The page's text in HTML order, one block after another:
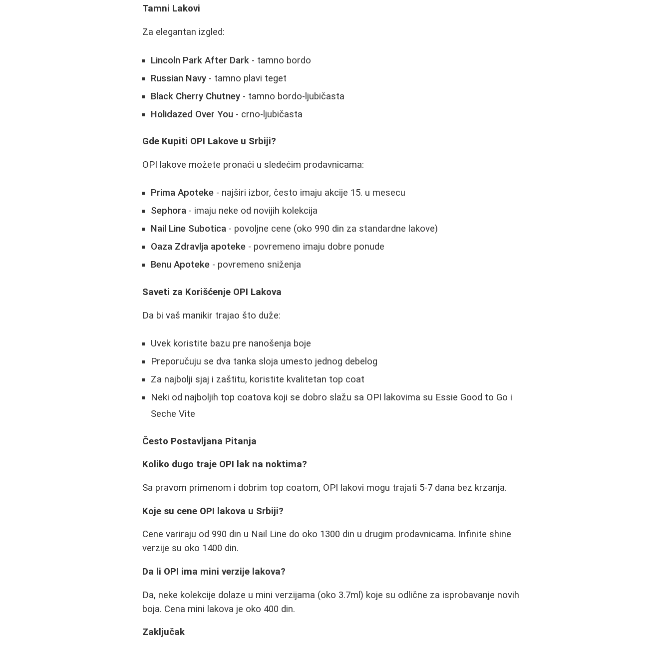
Tamni Lakovi
Za elegantan izgled:
Lincoln Park After Dark - tamno bordo
Russian Navy - tamno plavi teget
Black Cherry Chutney - tamno bordo-ljubičasta
Holidazed Over You - crno-ljubičasta
Gde Kupiti OPI Lakove u Srbiji?
OPI lakove možete pronaći u sledećim prodavnicama:
Prima Apoteke - najširi izbor, često imaju akcije 15. u mesecu
Sephora - imaju neke od novijih kolekcija
Nail Line Subotica - povoljne cene (oko 990 din za standardne lakove)
Oaza Zdravlja apoteke - povremeno imaju dobre ponude
Benu Apoteke - povremeno sniženja
Saveti za Korišćenje OPI Lakova
Da bi vaš manikir trajao što duže:
Uvek koristite bazu pre nanošenja boje
Preporučuju se dva tanka sloja umesto jednog debelog
Za najbolji sjaj i zaštitu, koristite kvalitetan top coat
Neki od najboljih top coatova koji se dobro slažu sa OPI lakovima su Essie Good to Go i
Seche Vite
Često Postavljana Pitanja
Koliko dugo traje OPI lak na noktima?
Sa pravom primenom i dobrim top coatom, OPI lakovi mogu trajati 5-7 dana bez krzanja.
Koje su cene OPI lakova u Srbiji?
Cene variraju od 990 din u Nail Line do oko 1300 din u drugim prodavnicama. Infinite shine
verzije su oko 1400 din.
Da li OPI ima mini verzije lakova?
Da, neke kolekcije dolaze u mini verzijama (oko 3.7ml) koje su odlične za isprobavanje novih
boja. Cena mini lakova je oko 400 din.
Zaključak